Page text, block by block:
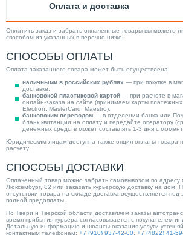
Оплата и доставка
Оплатить заказ и забрать оплаченные товары вы можете
способом из указанных в перечне ниже.
СПОСОБЫ ОПЛАТЫ
Оплата заказанного товара может быть осуществлена:
наличными в российских рублях — при покупке в
доставке;
банковской пластиковой картой — при расчете в
онлайн-заказа на сайте (принимаем карты
Electron, MasterCard, Maestro);
банковским переводом — в отделении банка или
бланк квитанции на оплату и передайте оператору
денежных средств может составлять 1-3 дня с
Юридическим лицам доступна также опция оплаты товара
расчету.
СПОСОБЫ ДОСТАВКИ
Оплаченный товар можно забрать самовывозом по адресу
Люксембург, 82 или заказать курьерскую доставку на дом.
отсутствии товара на складе доставка осуществляется под
полной предоплаты.
По Твери и Тверской области доставляем заказы
время прибытия курьера согласовывается с покупателем
Детальную информацию и нюансы оказания услуги
контактным телефонам: +7 (910) 937-42-00 +7 (4822) 41-